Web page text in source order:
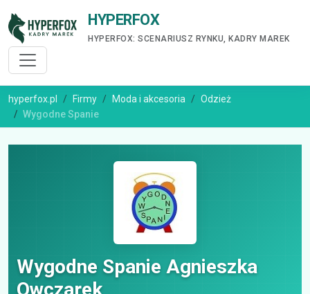
HYPERFOX
HYPERFOX: SCENARIUSZ RYNKU, KADRY MAREK
hyperfox.pl Firmy Moda i akcesoria
Odzież
Wygodne Spanie
Wygodne Spanie Agnieszka